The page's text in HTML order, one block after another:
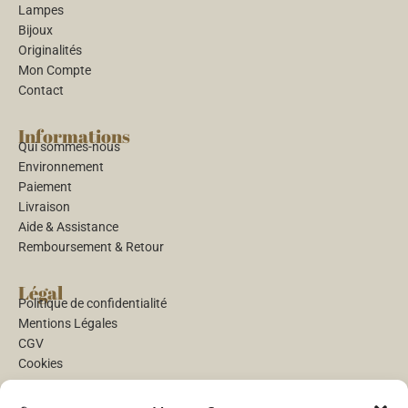
Lampes
Bijoux
Originalités
Mon Compte
Contact
Informations
Qui sommes-nous
Environnement
Paiement
Livraison
Aide & Assistance
Remboursement & Retour
Légal
Politique de confidentialité
Mentions Légales
CGV
Cookies